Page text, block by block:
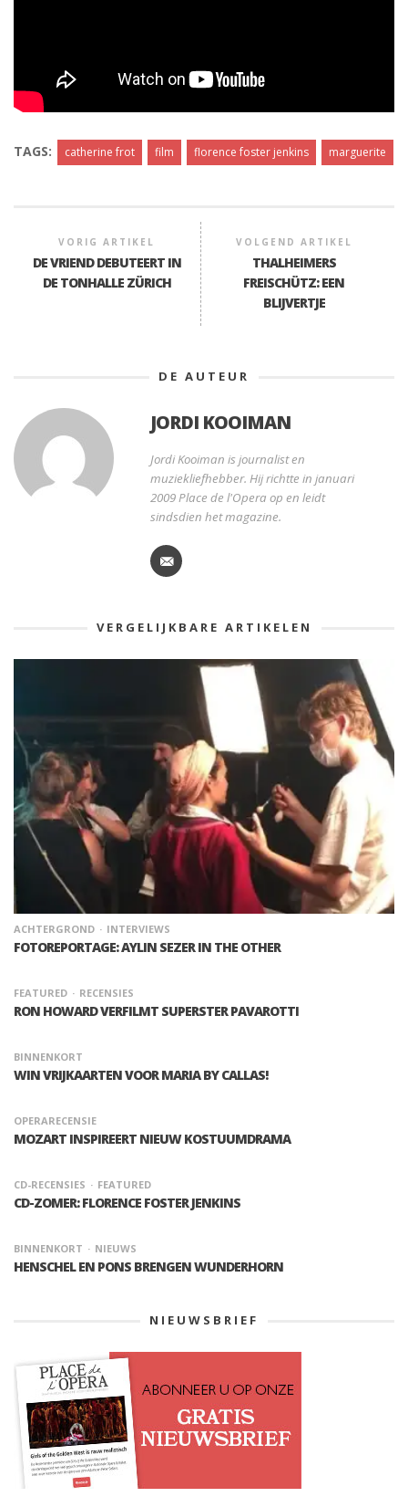
TAGS: catherine frot film florence foster jenkins marguerite
VORIG ARTIKEL
DE VRIEND DEBUTEERT IN
DE TONHALLE ZÜRICH
VOLGEND ARTIKEL
THALHEIMERS
FREISCHÜTZ: EEN
BLIJVERTJE
DE AUTEUR
JORDI KOOIMAN
Jordi Kooiman is journalist en
muziekliefhebber. Hij richtte in januari
2009 Place de l'Opera op en leidt
sindsdien het magazine.
VERGELIJKBARE ARTIKELEN
ACHTERGROND INTERVIEWS
FOTOREPORTAGE: AYLIN SEZER IN THE OTHER
FEATURED RECENSIES
RON HOWARD VERFILMT SUPERSTER PAVAROTTI
BINNENKORT
WIN VRIJKAARTEN VOOR MARIA BY CALLAS!
OPERARECENSIE
MOZART INSPIREERT NIEUW KOSTUUMDRAMA
CD-RECENSIES FEATURED
CD-ZOMER: FLORENCE FOSTER JENKINS
BINNENKORT NIEUWS
HENSCHEL EN PONS BRENGEN WUNDERHORN
NIEUWSBRIEF